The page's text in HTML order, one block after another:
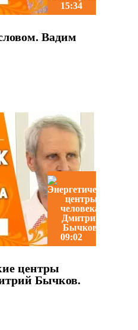
15:34
Вадим
09:02
центры
Бычков.